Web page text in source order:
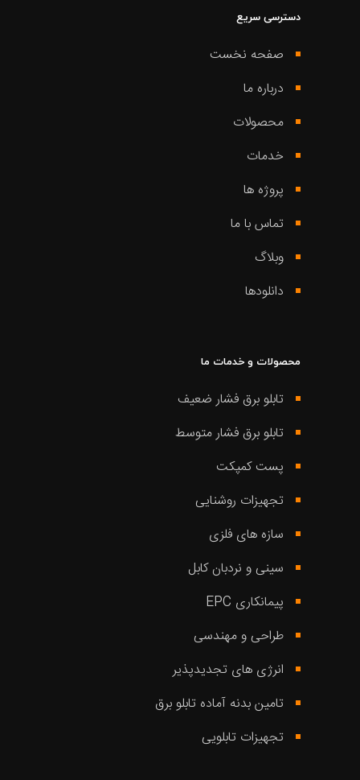
دسترسی سریع
صفحه نخست
درباره ما
محصولات
خدمات
پروژه ها
تماس با ما
وبلاگ
دانلودها
محصولات و خدمات ما
تابلو برق فشار ضعیف
تابلو برق فشار متوسط
پست کمپکت
تجهیزات روشنایی
سازه های فلزی
سینی و نردبان کابل
پیمانکاری EPC
طراحی و مهندسی
انرژی های تجدیدپذیر
تامین بدنه آماده تابلو برق
تجهیزات تابلویی